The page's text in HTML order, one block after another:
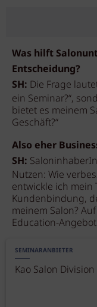
Was hilft
Entscheidung?
SH: Die Frage
ein Seminar?“,
bietet es meinem
Geschäft?“
Also eher
SH:
Nutzen: Wie
entwickle ich mein
Kundenbindung,
meinem Salon?
Education-
SEMINARANBIETER
Kao Salon